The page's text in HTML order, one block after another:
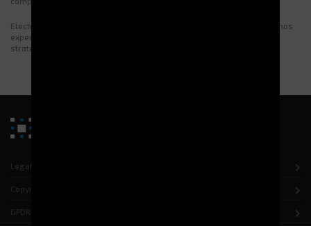
Electroclass vous aide à choisir une solution sur-mesure. Contactez nos
experts pour une étude personnalisée et un accompagnement
stratégique.
Legal notice
Copyright
GPDR